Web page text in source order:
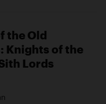
the Old
Knights of the
Lords